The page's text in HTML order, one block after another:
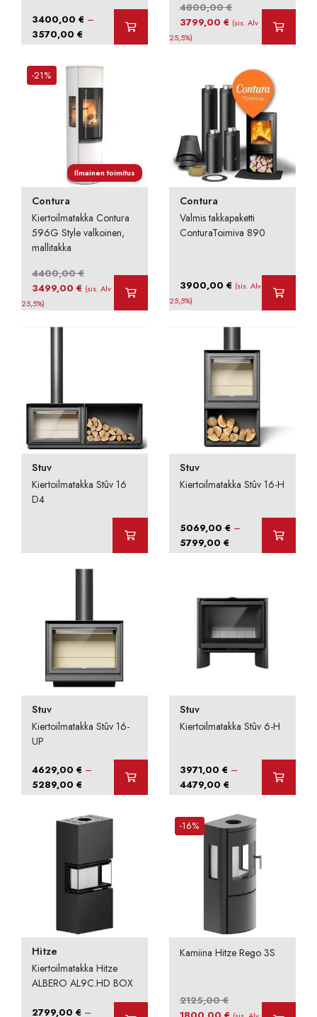
3400,00€ –
3570,00€ Hintaluokka:
3400,00 €
-
4800,00€
Alkuperäinen
hinta
3799,00€ Nykyinen
3799,00 €.
(sis. Alv
25,5%)
Ilmainen toimitus
-21%
Contura
Kiertoilmatakka Contura
596G Style valkoinen,
mallitakka
4400,00€
Alkuperäinen
hinta
4400,00 €.
3499,00€ Nykyinen
(sis. Alv
25,5%)
Contura
Valmis takkapaketti
ConturaToimiva 890
3900,00€ (sis. Alv
25,5%)
Stuv
Kiertoilmatakka Stûv 16
D4
Stuv
Kiertoilmatakka Stûv 16-H
5069,00€ –
5799,00€ Hintaluokka:
5069,00 €
Stuv
Kiertoilmatakka Stûv 16-
UP
4629,00€ –
5289,00€ Hintaluokka:
4629,00 €
-
5289,00 €
Stuv
Kiertoilmatakka Stûv 6-H
3971,00€ –
4479,00€ Hintaluokka:
3971,00 €
-
4479,00 €
Hitze
Kiertoilmatakka Hitze
ALBERO AL9C.HD BOX
2799,00€ –
-16%
Kamiina Hitze Rego 3S
2125,00€
Alkuperäinen Nykyinen